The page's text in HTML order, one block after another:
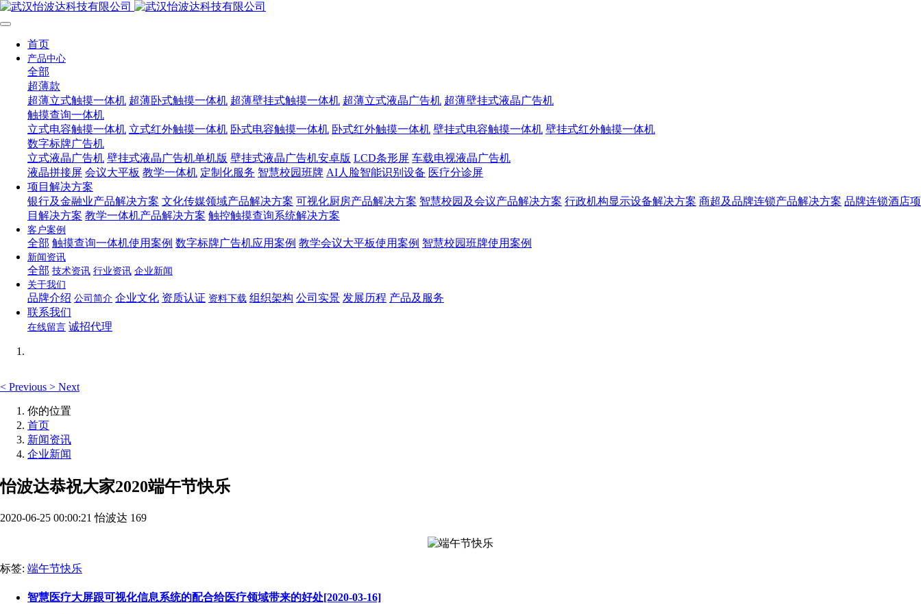
首页
产品中心
全部
超薄款
超薄立式触摸一体机 超薄卧式触摸一体机 超薄壁挂式触摸一体机 超薄立式液晶广告机 超薄壁挂式液晶广告机
触摸查询一体机
立式电容触摸一体机 立式红外触摸一体机 卧式电容触摸一体机 卧式红外触摸一体机 壁挂式电容触摸一体机 壁挂式红外触摸一体机
数字标牌广告机
立式液晶广告机 壁挂式液晶广告机单机版 壁挂式液晶广告机安卓版 LCD条形屏 车载电视液晶广告机
液晶拼接屏 会议大平板 教学一体机 定制化服务 智慧校园班牌 AI人脸智能识别设备 医疗分诊屏
项目解决方案
银行及金融业产品解决方案 文化传媒领域产品解决方案 可视化厨房产品解决方案 智慧校园及会议产品解决方案 行政机构显示设备解决方案 商超及品牌连锁产品解决方案 品牌连锁酒店项
目解决方案 教学一体机产品解决方案 触控触摸查询系统解决方案
客户案例
全部 触摸查询一体机使用案例 数字标牌广告机应用案例 教学会议大平板使用案例 智慧校园班牌使用案例
新闻资讯
全部 技术资讯 行业资讯 企业新闻
关于我们
品牌介绍 公司简介 企业文化 资质认证 资料下载 组织架构 公司实景 发展历程 产品及服务
联系我们
在线留言 诚招代理
< Previous > Next
你的位置
首页
新闻资讯
企业新闻
怡波达恭祝大家2020端午节快乐
2020-06-25 00:00:21 怡波达 169
标签: 端午节快乐
智慧医疗大屏跟可视化信息系统的配合给医疗领域带来的好处[2020-03-16]